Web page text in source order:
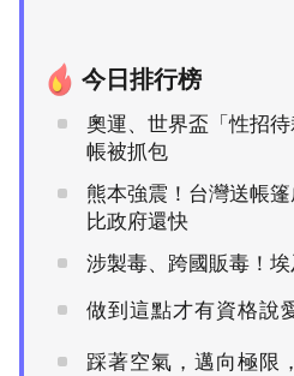
今日排行榜
奧運、世界盃「性招
帳被抓包
熊本強震！台灣送帳
比政府還快
涉製毒、跨國販毒！
做到這點才有資格說
踩著空氣，邁向極限